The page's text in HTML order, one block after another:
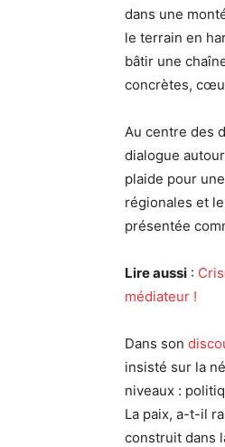
dans une
le terrain en
bâtir une
concrètes,
Au centre des
dialogue
plaide pour
régionales et
présentée
Lire aussi :
médiateur !
Dans son
insisté sur la
niveaux :
La paix, a-t-il
construit dans